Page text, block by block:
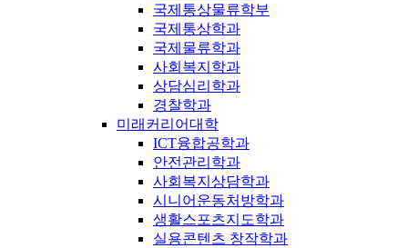
국제통상물류학부
국제통상학과
국제물류학과
사회복지학과
상담심리학과
경찰학과
미래커리어대학
ICT융합공학과
안전관리학과
사회복지상담학과
시니어운동처방학과
생활스포츠지도학과
실용콘텐츠 창작학과